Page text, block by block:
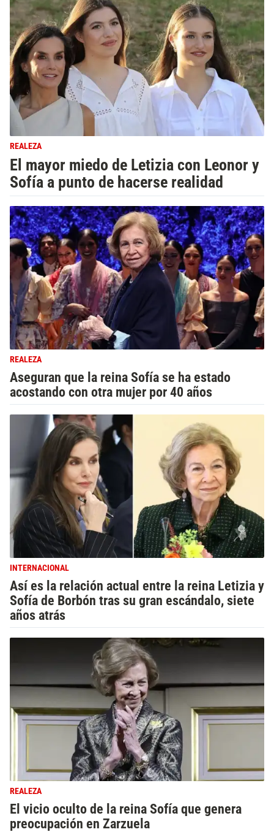
REALEZA
El mayor miedo de Letizia con Leonor y
Sofía a punto de hacerse realidad
REALEZA
Aseguran que la reina Sofía se ha estado
acostando con otra mujer por 40 años
INTERNACIONAL
Así es la relación actual entre la reina Letizia y
Sofía de Borbón tras su gran escándalo, siete
años atrás
REALEZA
El vicio oculto de la reina Sofía que genera
preocupación en Zarzuela